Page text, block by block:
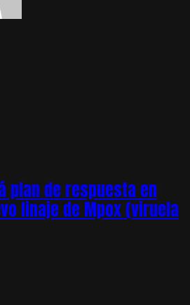
plan de respuesta en
linaje de Mpox (viruela